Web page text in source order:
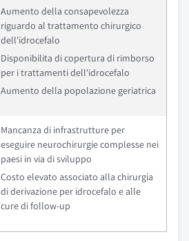
Aumento della consapevolezza
riguardo al trattamento chirurgico
dell'idrocefalo
Disponibilita di copertura di rimborso
per i trattamenti dell'idrocefalo
Aumento della popolazione geriatrica
Mancanza di infrastrutture per
eseguire neurochirurgie complesse nei
paesi in via di sviluppo
Costo elevato associato alla chirurgia
di derivazione per idrocefalo e alle
cure di follow-up